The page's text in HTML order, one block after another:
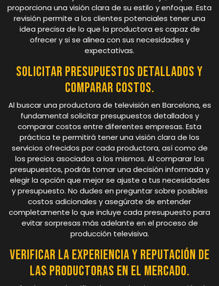
proporciona una visión clara de su estilo y enfoque. Esta
revisión permite a los clientes potenciales tener una
idea precisa de lo que la productora es capaz de
ofrecer y si se alinea con sus necesidades y
expectativas.
Solicitar presupuestos detallados y
comparar costos.
Al buscar una productora de televisión en Barcelona, es
fundamental solicitar presupuestos detallados y
comparar costos entre diferentes empresas. Esta
práctica te permitirá tener una visión clara de los
servicios ofrecidos por cada productora, así como de
los precios asociados a los mismos. Al comparar los
presupuestos, podrás tomar una decisión informada y
elegir la opción que mejor se ajuste a tus necesidades
y presupuesto. No dudes en preguntar sobre posibles
costos adicionales y asegúrate de entender
completamente lo que incluye cada presupuesto para
evitar sorpresas más adelante en el proceso de
producción televisiva.
Verificar la experiencia y reputación de
las productoras en el mercado.